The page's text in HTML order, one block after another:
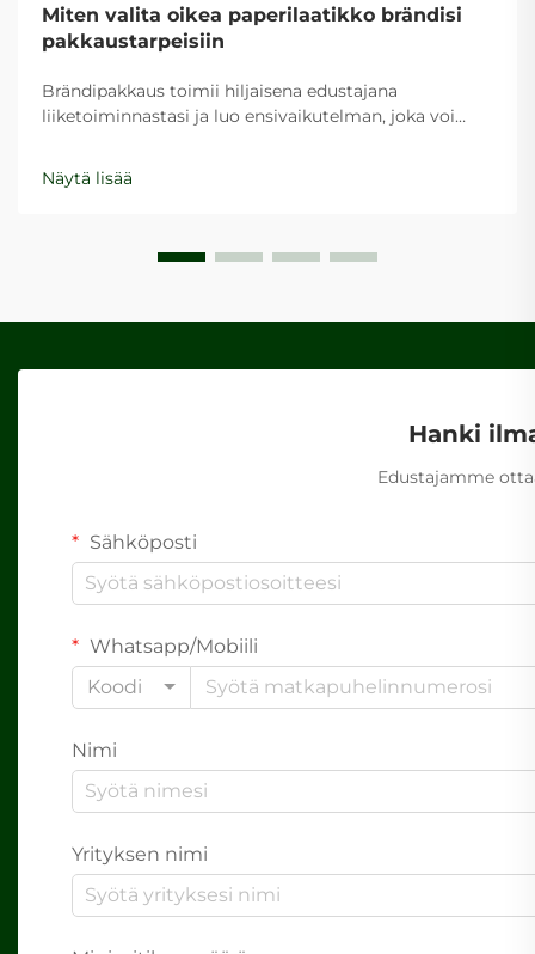
Miten valita oikea paperilaatikko brändisi
pakkaustarpeisiin
Brändipakkaus toimii hiljaisena edustajana
liiketoiminnastasi ja luo ensivaikutelman, joka voi
Oikean paperilaatikon valinta brändisi
pakkaustarpeisiin edellyttää huolellista...
Näytä lisää
Hanki
Edustajamme
Sähköposti
Whatsapp/Mobiili
Koodi
Nimi
Yrityksen nimi